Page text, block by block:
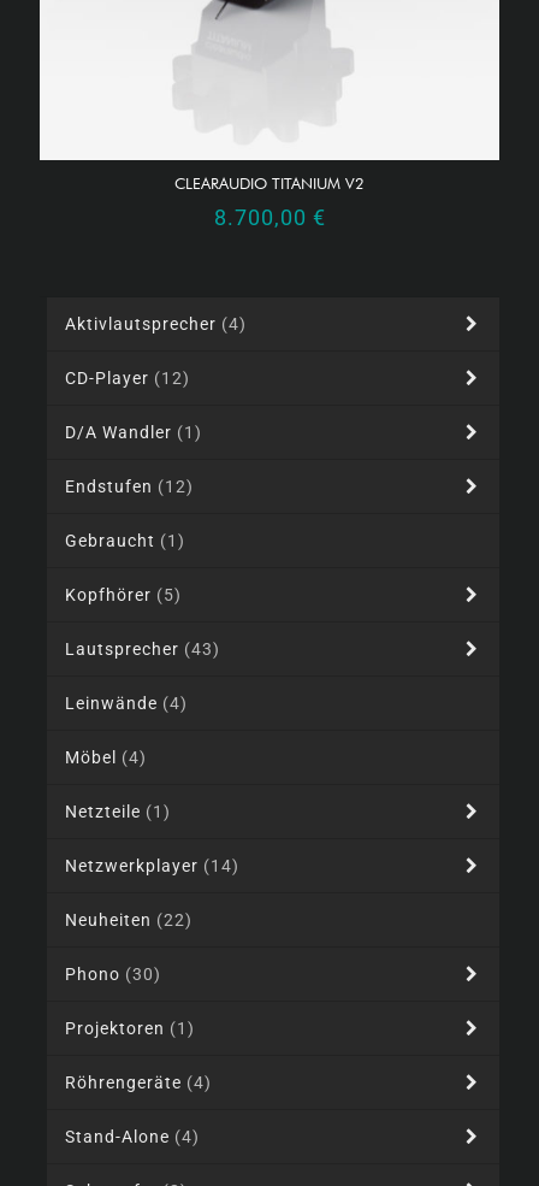
CLEARAUDIO TITANIUM V2
8.700,00 €
Aktivlautsprecher (4)
CD-Player (12)
D/A Wandler (1)
Endstufen (12)
Gebraucht (1)
Kopfhörer (5)
Lautsprecher (43)
Leinwände (4)
Möbel (4)
Netzteile (1)
Netzwerkplayer (14)
Neuheiten (22)
Phono (30)
Projektoren (1)
Röhrengeräte (4)
Stand-Alone (4)